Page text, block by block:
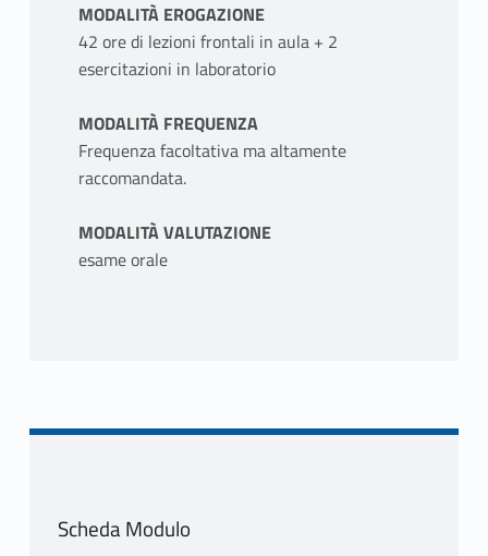
MODALITÀ EROGAZIONE
42 ore di lezioni frontali in aula + 2
esercitazioni in laboratorio
MODALITÀ FREQUENZA
Frequenza facoltativa ma altamente
raccomandata.
MODALITÀ VALUTAZIONE
esame orale
Scheda Modulo